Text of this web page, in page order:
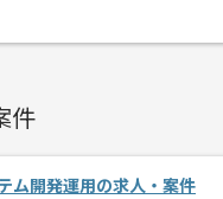
件
ム開発運用の求人・案件